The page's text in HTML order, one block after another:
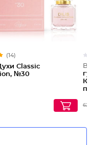
(14)
Classic
№30
620